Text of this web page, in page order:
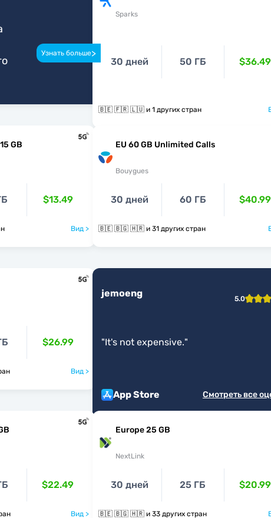
Узнать больше>
Sparks
30 дней 50 ГБ $36.49
🇧🇪 🇫🇷 🇱🇺 и 1 других стран
GB
$13.49
Вид >
EU 60 GB Unlimited Calls
Bouygues
30 дней 60 ГБ $40.99
🇧🇪 🇧🇬 🇭🇷 и 31 других стран
$26.99
Вид >
jemoeng 5.0
"It's not expensive."
App Store Смотреть все
$22.49
Вид >
Europe 25 GB
NextLink
30 дней 25 ГБ $20.99
🇧🇪 🇧🇬 🇭🇷 и 33 других стран